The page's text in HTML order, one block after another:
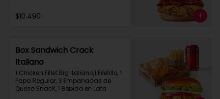
$10.490
Box Sandwich Crack
Italiano
1 Chicken Fillet Big Italiano,1 Filetillo, 1
Papa Regular, 3 Empanadas de
Queso SnacK, 1 Bebida en Lata